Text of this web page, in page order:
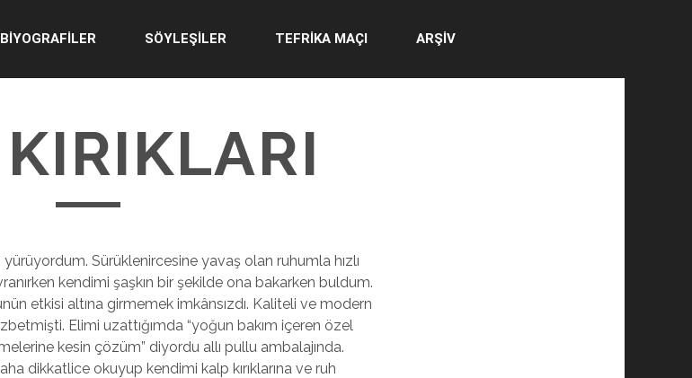
BİYOGRAFİLER SÖYLEŞİLER TEFRİKA MAÇI ARŞİV
Sürüklenircesine yavaş olan ruhumla hızlı
kendimi şaşkın bir şekilde ona bakarken buldum.
etkisi altına girmemek imkânsızdı. Kaliteli ve modern
Elimi uzattığımda “yoğun bakım içeren özel
kesin çözüm” diyordu allı pullu ambalajında.
dikkatlice okuyup kendimi kalp kırıklarına ve ruh